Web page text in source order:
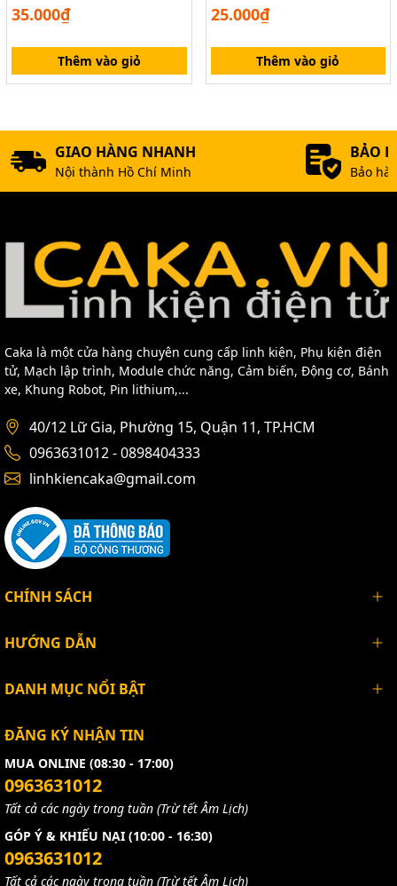
35.000₫
Thêm vào giỏ
25.000₫
Thêm vào giỏ
GIAO HÀNG NHANH
Nội thành Hồ Chí Minh
BẢO
Bảo
Caka là một cửa hàng chuyên cung cấp linh kiện, Phụ kiện điện
tử, Mạch lập trình, Module chức năng, Cảm biến, Động cơ, Bánh
xe, Khung Robot, Pin lithium,...
40/12 Lữ Gia, Phường 15, Quận 11, TP.HCM
0963631012 - 0898404333
linhkiencaka@gmail.com
CHÍNH SÁCH
HƯỚNG DẪN
DANH MỤC NỔI BẬT
ĐĂNG KÝ NHẬN TIN
MUA ONLINE (08:30 - 17:00)
0963631012
Tất cả các ngày trong tuần (Trừ tết Âm Lịch)
GÓP Ý & KHIẾU NẠI (10:00 - 16:30)
0963631012
Tất cả các ngày trong tuần (Trừ tết Âm Lịch)